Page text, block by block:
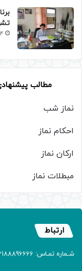
4 ساعت پیش
مطالب
نماز شب
احکام نماز
ارکان نماز
مبطلات نماز
ارتباط
شـماره تمـاس: 02188896666 نمابر: 02188905150